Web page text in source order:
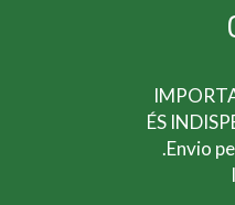
ÉS
.Envio